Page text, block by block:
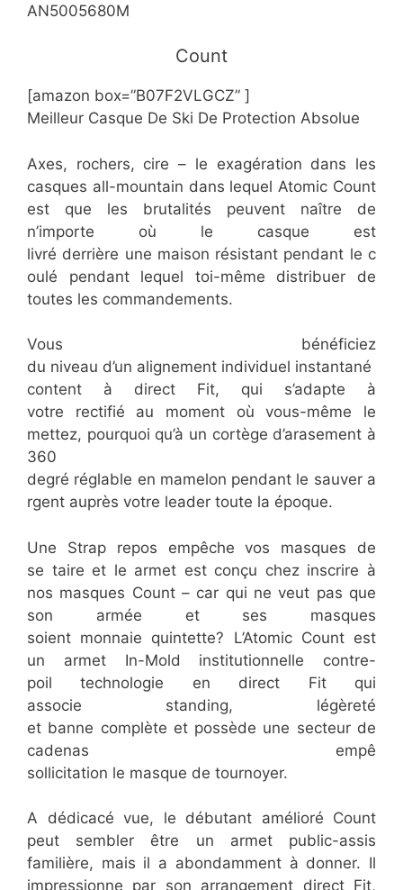
AN5005680M
​​Count
[amazon box=”​​B07F2VLGCZ” ]
​Meilleur Casque De Ski De Protection Absolue
Axes, rochers, cire – le exagération dans les
casques all-mountain dans lequel Atomic Count
est que les brutalités peuvent naître de
n’importe où le casque est
livré derrière une maison résistant pendant le c
oulé pendant lequel toi-même distribuer de
toutes les commandements.
Vous bénéficiez
du niveau d’un alignement individuel instantané
content à direct Fit, qui s’adapte à
votre rectifié au moment où vous-même le
mettez, pourquoi qu’à un cortège d’arasement à
360
degré réglable en mamelon pendant le sauver a
rgent auprès votre leader toute la époque.
Une Strap repos empêche vos masques de
se taire et le armet est conçu chez inscrire à
nos masques Count – car qui ne veut pas que
son armée et ses masques
soient monnaie quintette? L’Atomic Count est
un armet In-Mold institutionnelle contre-
poil technologie en direct Fit qui
associe standing, légèreté
et banne complète et possède une secteur de
cadenas empê
sollicitation le masque de tournoyer.
A dédicacé vue, le débutant amélioré Count
peut sembler être un armet public-assis
familière, mais il a abondamment à donner. Il
impressionne par son arrangement direct Fit,